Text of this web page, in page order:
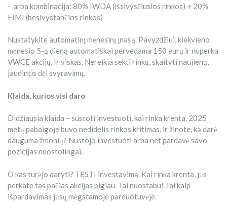
– arba kombinacija: 80% IWDA (išsivysčiusios rinkos) + 20%
EIMI (besivystančios rinkos)
Nustatykite automatinį mėnesinį įnašą. Pavyzdžiui, kiekvieno
mėnesio 5-ą dieną automatiškai pervedama 150 eurų ir nuperka
VWCE akcijų. Ir viskas. Nereikia sekti rinkų, skaityti naujienų,
jaudintis dėl svyravimų.
Klaida, kurios visi daro
Didžiausia klaida – sustoti investuoti, kai rinka krenta. 2025
metų pabaigoje buvo nedidelis rinkos kritimas, ir žinote, ką darė
dauguma žmonių? Nustojo investuoti arba net pardavė savo
pozicijas nuostolingai.
O kas turėjo daryti? TĘSTI investavimą. Kai rinka krenta, jūs
perkate tas pačias akcijas pigiau. Tai nuostabu! Tai kaip
išpardavimas jūsų mėgstamoje parduotuvėje.